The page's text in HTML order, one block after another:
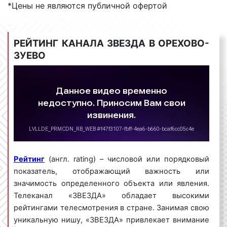
Зуево– общественно-патриотическая. Телеканал
аналитические программы, а также российские
кинофильмы.
Виды рекламных роликов на «ЗВЕЗДЕ»
в Орехово-Зуево
Выделяют несколько видов рекламных роликов на
1) По времени демонстрации:
развернутые (от 30 сек. и более);
блиц-ролики (менее 30 сек.).
2) По содержанию:
*Цены не являются публичной офертой
РЕЙТИНГ КАНАЛА ЗВЕЗДА В ОРЕХОВО-
ЗУЕВО
Рейтинг (англ. rating) – числовой или порядковый
показатель, отображающий важность или
значимость определенного объекта или явления.
Телеканал «ЗВЕЗДА» обладает высокими
рейтингами телесмотрения в стране. Занимая свою
уникальную нишу, «ЗВЕЗДА» привлекает внимание